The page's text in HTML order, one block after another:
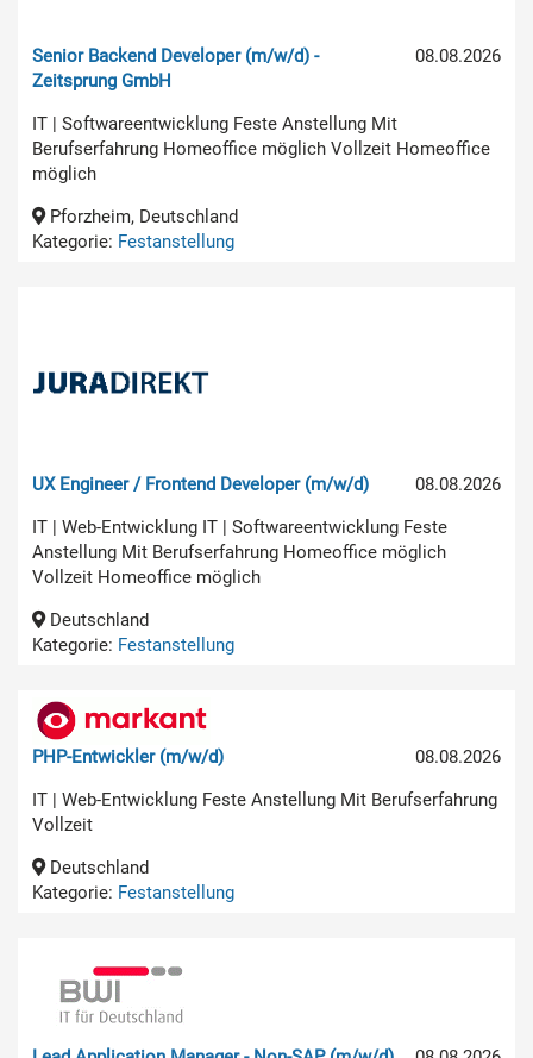
08.08.2026
Senior Backend Developer (m/w/d) -
Zeitsprung GmbH
IT | Softwareentwicklung Feste Anstellung Mit
Berufserfahrung Homeoffice möglich Vollzeit Homeoffice
möglich
Pforzheim, Deutschland
Kategorie: Festanstellung
08.08.2026
UX Engineer / Frontend Developer (m/w/d)
IT | Web-Entwicklung IT | Softwareentwicklung Feste
Anstellung Mit Berufserfahrung Homeoffice möglich
Vollzeit Homeoffice möglich
Deutschland
Kategorie: Festanstellung
08.08.2026
PHP-Entwickler (m/w/d)
IT | Web-Entwicklung Feste Anstellung Mit Berufserfahrung
Vollzeit
Deutschland
Kategorie: Festanstellung